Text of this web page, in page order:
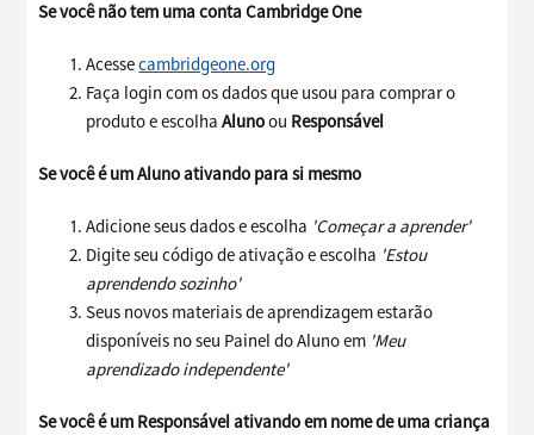
Se você não tem uma conta Cambridge One
Acessecambridgeone.org
Faça login com os dados que usou para comprar o
produto e escolhaAlunoou Responsável
Se você é um Aluno ativando para si mesmo
Adicione seus dados e escolha 'Começar a aprender'
Digite seu código de ativação e escolha 'Estou
aprendendo sozinho'
Seus novos materiais de aprendizagem estarão
disponíveis no seu Painel do Aluno em 'Meu
aprendizado independente'
Se você é um Responsável ativando em nome de uma criança